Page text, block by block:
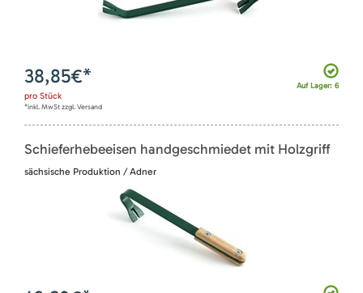
Auf Lager: 6
38,85€*
pro Stück
*inkl. MwSt zzgl. Versand
Schieferhebeeisen handgeschmiedet mit Holzgriff
sächsische Produktion / Adner